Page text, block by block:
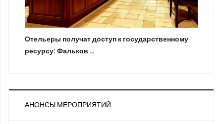
Отельеры получат доступ к государственному
ресурсу: Фальков …
АНОНСЫ МЕРОПРИЯТИЙ